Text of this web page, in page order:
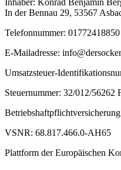
Inhaber: Konrad Benjamin
In der Bennau 29, 53567
Telefonnummer:
E-Mailadresse:
Umsatzsteuer-
Steuernummer: 32/012/56262
VSNR: 68.817.466.0-AH65
Plattform der Europäischen